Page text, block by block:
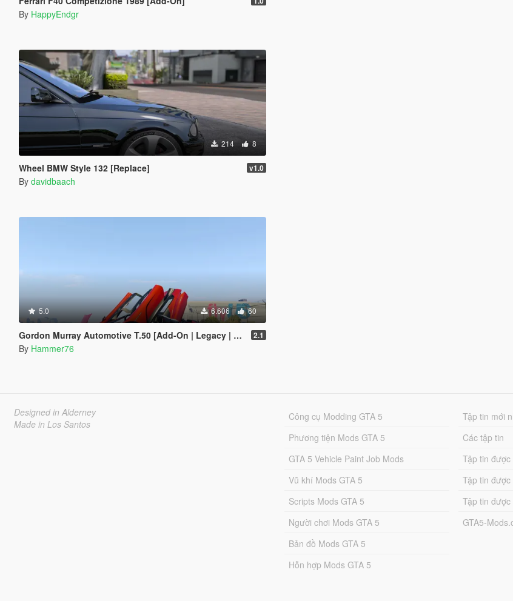
By HappyEndgr
214 8
Wheel BMW Style 132 [Replace] v1.0
By davidbaach
5.0 6.606 60
Gordon Murray Automotive T.50 [Add-On | Legacy | Enhanced] 2.1
By Hammer76
Designed in Alderney
Made in Los Santos
Công cụ Modding GTA 5
Phương tiện Mods GTA 5
GTA 5 Vehicle Paint Job Mods
Vũ khí Mods GTA 5
Scripts Mods GTA 5
Người chơi Mods GTA 5
Bản đồ Mods GTA 5
Hỗn hợp Mods GTA 5
Tập tin mới
Các tập tin
Tập tin
Tập tin
Tập tin
GTA5-